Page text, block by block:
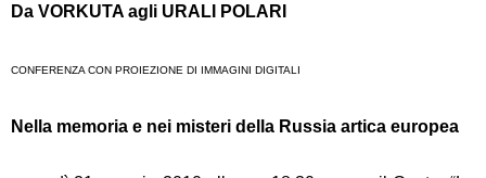
Da VORKUTA agli URALI POLARI
CONFERENZA CON PROIEZIONE DI IMMAGINI DIGITALI
Nella memoria e nei misteri della Russia artica europea